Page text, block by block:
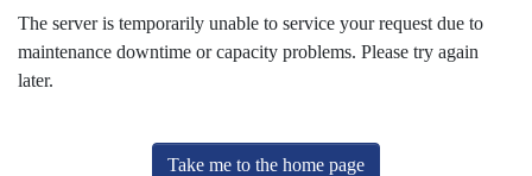
The server is temporarily unable to service your request due to
maintenance downtime or capacity problems. Please try again
later.
Take me to the home page